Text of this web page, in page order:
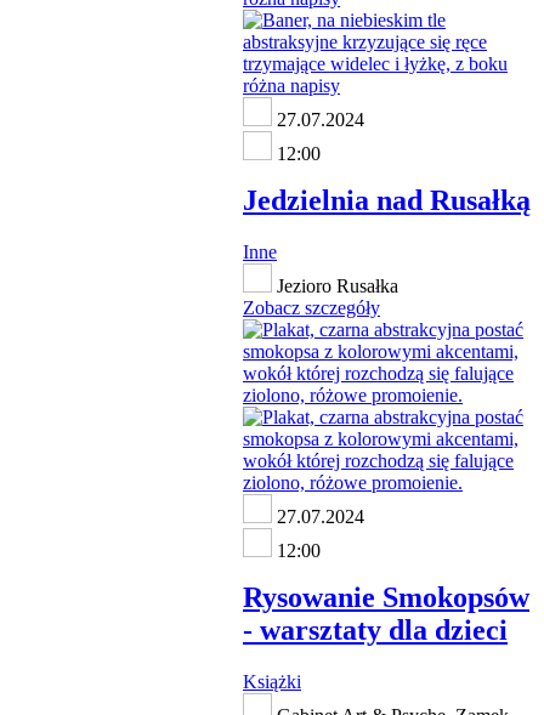
27.07.2024
12:00
Jedzielnia nad Rusałką
Inne
Jezioro Rusałka
Zobacz szczegóły
27.07.2024
12:00
Rysowanie Smokopsów
- warsztaty dla dzieci
Książki